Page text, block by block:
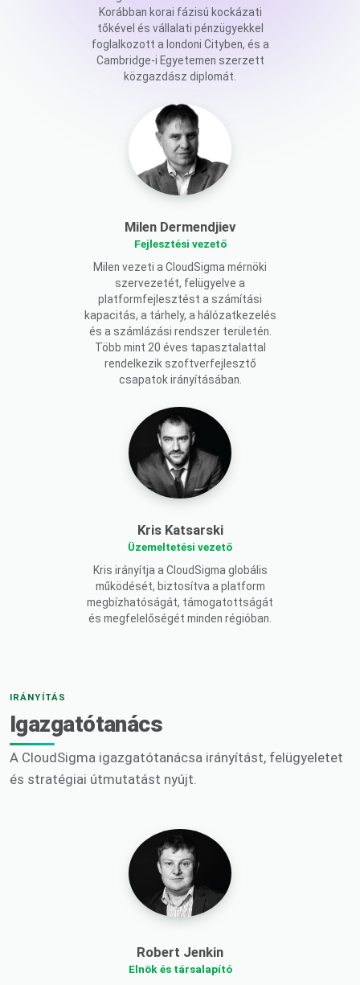
Korábban korai fázisú kockázati
tőkével és vállalati pénzügyekkel
foglalkozott a londoni Cityben, és a
Cambridge-i Egyetemen szerzett
közgazdász diplomát.
Milen Dermendjiev
Fejlesztési vezető
Milen vezeti a CloudSigma mérnöki
szervezetét, felügyelve a
platformfejlesztést a számítási
kapacitás, a tárhely, a hálózatkezelés
és a számlázási rendszer területén.
Több mint 20 éves tapasztalattal
rendelkezik szoftverfejlesztő
csapatok irányításában.
Kris Katsarski
Üzemeltetési vezető
Kris irányítja a CloudSigma globális
működését, biztosítva a platform
megbízhatóságát, támogatottságát
és megfelelőségét minden régióban.
IRÁNYÍTÁS
Igazgatótanács
A CloudSigma igazgatótanácsa irányítást, felügyeletet
és stratégiai útmutatást nyújt.
Robert Jenkin
Elnök és társalapító